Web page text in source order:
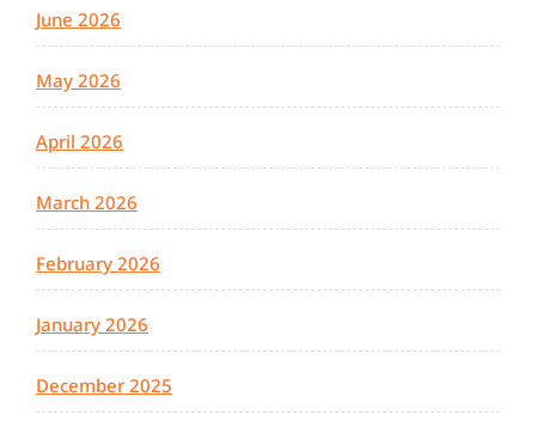
June 2026
May 2026
April 2026
March 2026
February 2026
January 2026
December 2025